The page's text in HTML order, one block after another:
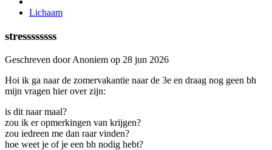
Lichaam
stressssssss
Geschreven door Anoniem op 28 jun 2026
Hoi ik ga naar de zomervakantie naar de 3e en draag nog geen bh
mijn vragen hier over zijn:
is dit naar maal?
zou ik er opmerkingen van krijgen?
zou iedreen me dan raar vinden?
hoe weet je of je een bh nodig hebt?